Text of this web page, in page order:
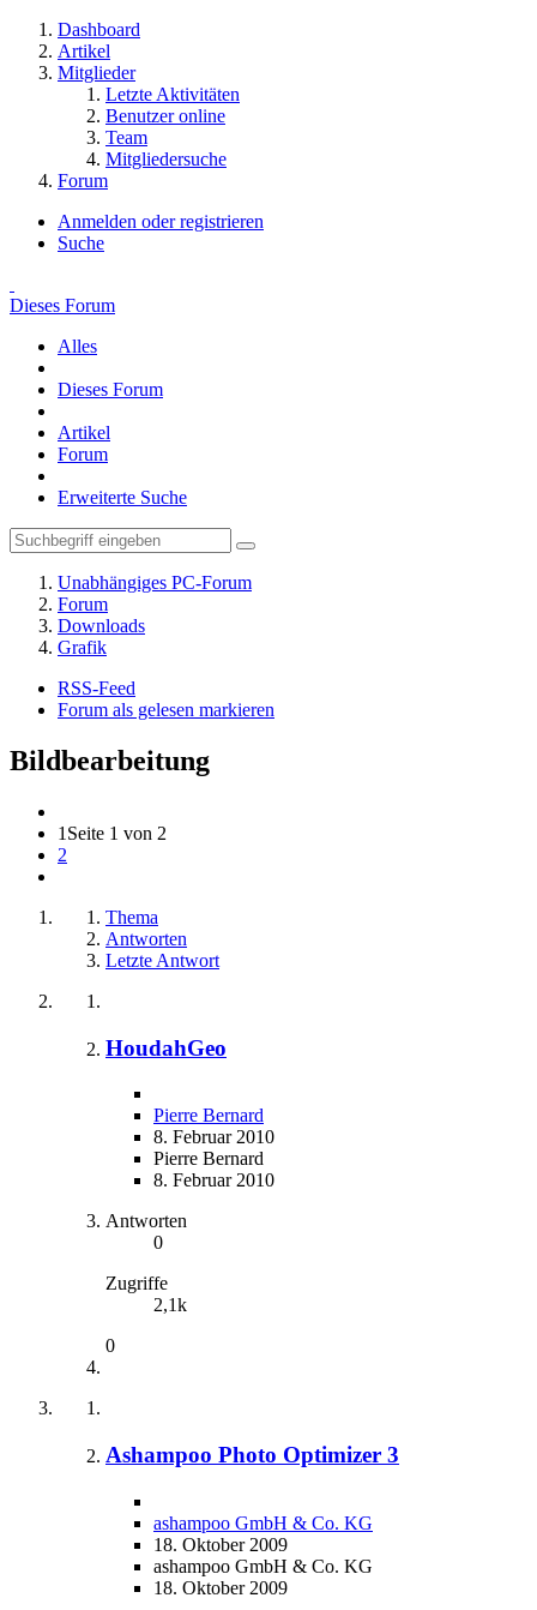
Dashboard
Artikel
Mitglieder
Letzte Aktivitäten
Benutzer online
Team
Mitgliedersuche
Forum
Anmelden oder registrieren
Suche
Dieses Forum
Alles
Dieses Forum
Artikel
Forum
Erweiterte Suche
Unabhängiges PC-Forum
Forum
Downloads
Grafik
RSS-Feed
Forum als gelesen markieren
Bildbearbeitung
1 Seite 1 von 2
2
Thema
Antworten
Letzte Antwort
HoudahGeo
Pierre Bernard
8. Februar 2010
Pierre Bernard
8. Februar 2010
Antworten
0
Zugriffe
2,1k
0
Ashampoo Photo Optimizer 3
ashampoo GmbH & Co. KG
18. Oktober 2009
ashampoo GmbH & Co. KG
18. Oktober 2009